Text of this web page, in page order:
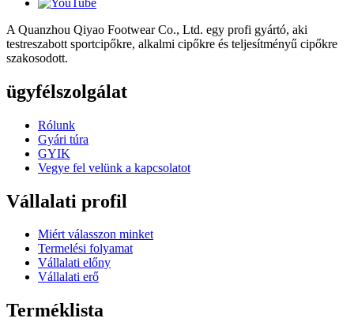
A Quanzhou Qiyao Footwear Co., Ltd. egy profi gyártó, aki
testreszabott sportcipőkre, alkalmi cipőkre és teljesítményű cipőkre
szakosodott.
ügyfélszolgálat
Rólunk
Gyári túra
GYIK
Vegye fel velünk a kapcsolatot
Vállalati profil
Miért válasszon minket
Termelési folyamat
Vállalati előny
Vállalati erő
Terméklista